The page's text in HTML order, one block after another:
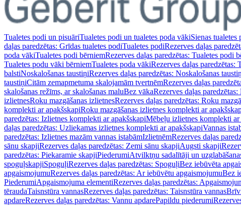
Tualetes podi un pisuāriTualetes podi un tualetes poda vākiSienas tualetes
daļas paredzētas: Grīdas tualetes podiTualetes podiRezerves daļas
poda vākiTualetes podi bērniemRezerves daļas paredzētas: Tualetes podi
Tualetes podu vāki bērniemTualetes poda vākiRezerves daļas paredzētas:
balstiNoskalošanas taustiņiRezerves daļas paredzētas: Noskalošanas
taustiņiCitām zemapmetuma skalojamām tvertnēmRezerves daļas
skalošanas režīms, ar skalošanas maluBez vākaRezerves daļas paredzētas:
izlietnesRoku mazgāšanas izlietnesRezerves daļas paredzētas: Roku
komplekti ar apakšskapiRoku mazgāšanas izlietnes komplekti ar
paredzētas: Izlietnes komplekti ar apakšskapiMēbeļu izlietnes komplekti ar
daļas paredzētas: Uzliekamas izlietnes komplekti ar apakšskapiVannas
paredzētas: Izlietnes mazām vannas istabāmIzlietnēmRezerves daļas
sānu skapjiRezerves daļas paredzētas: Zemi sānu skapjiAugsti skapji
paredzētas: Piekaramie skapjiPiederumiAtvilktņu sadalītāji un
spoguļskapjiSpoguļiRezerves daļas paredzētas: SpoguļiBez iebūvēta
apgaismojumuRezerves daļas paredzētas: Ar iebūvētu apgaismojumuBez
PiederumiApgaismojuma elementiRezerves daļas paredzētas:
tēraudaTaisnstūra vannasRezerves daļas paredzētas: Taisnstūra vannas
apdareRezerves daļas paredzētas: Vannu apdarePapildu piederumi